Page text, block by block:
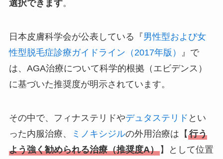
選択できます。
日本皮膚科学会が公表している『男性型および女
性型脱毛症診療ガイドライン（2017年版）
』で
は、AGA治療について科学的根拠（エビデンス）
に基づいた推奨度が明示されています。
その中で、フィナステリドやデュタステリド とい
った内服治療、
ミノキシジルの外用治療は【 行う
よう強く勧められる治療（推奨度A）】として位置